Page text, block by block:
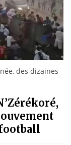
Ceuta :
des dizaines